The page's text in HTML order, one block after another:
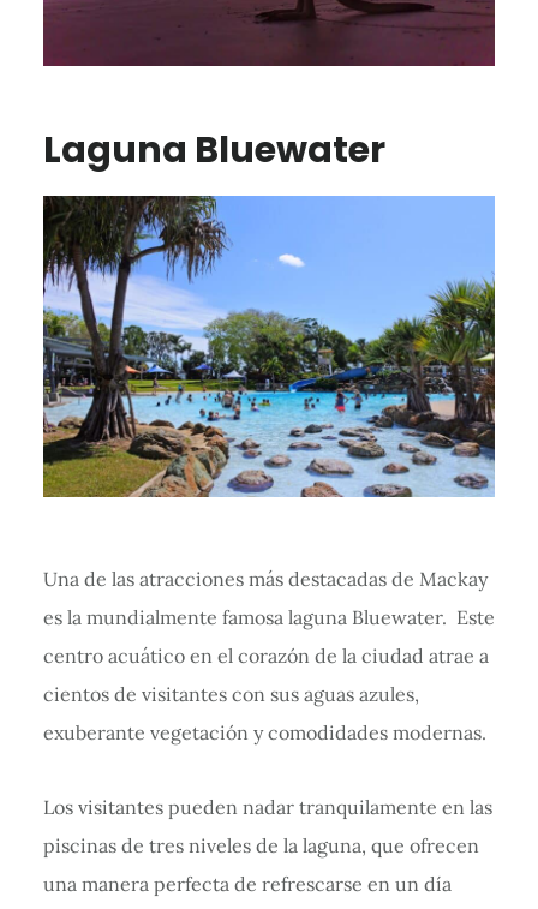
Laguna Bluewater
Una de las atracciones más destacadas de Mackay
es la mundialmente famosa laguna Bluewater. Este
centro acuático en el corazón de la ciudad atrae a
cientos de visitantes con sus aguas azules,
exuberante vegetación y comodidades modernas.
Los visitantes pueden nadar tranquilamente en las
piscinas de tres niveles de la laguna, que ofrecen
una manera perfecta de refrescarse en un día